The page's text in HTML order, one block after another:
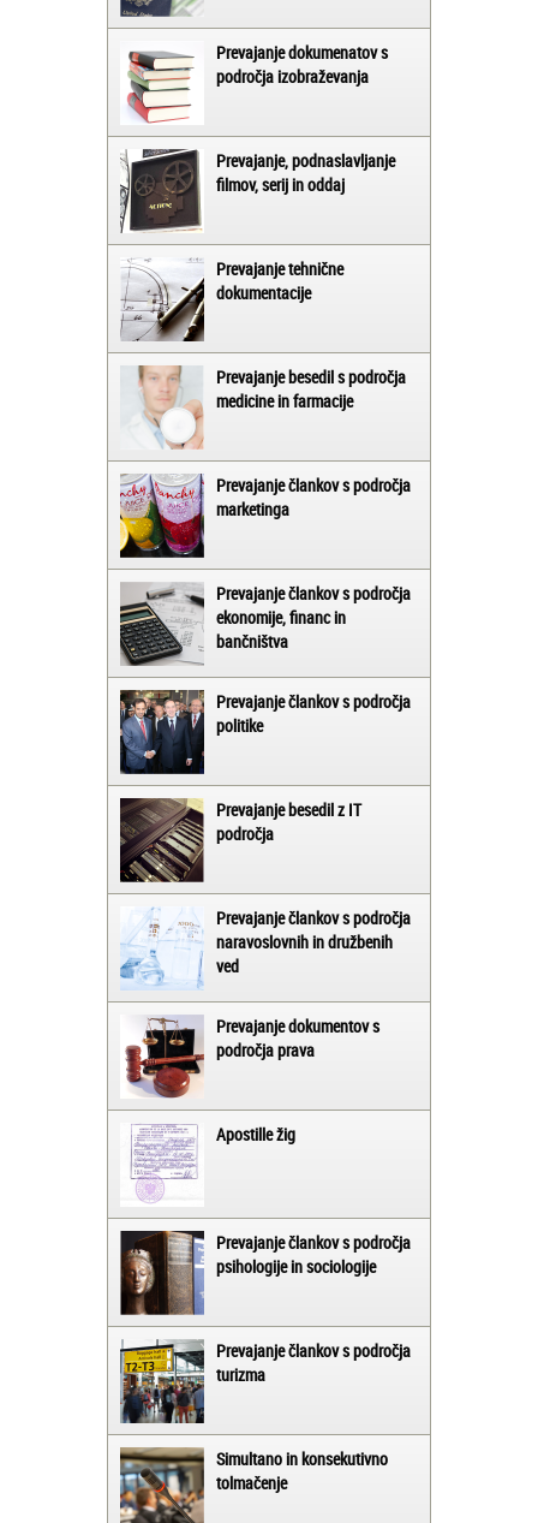
Prevajanje dokumenatov s
področja izobraževanja
Prevajanje, podnaslavljanje
filmov, serij in oddaj
Prevajanje tehnične
dokumentacije
Prevajanje besedil s področja
medicine in farmacije
Prevajanje člankov s področja
marketinga
Prevajanje člankov s področja
ekonomije, financ in
bančništva
Prevajanje člankov s področja
politike
Prevajanje besedil z IT
področja
Prevajanje člankov s področja
naravoslovnih in družbenih
ved
Prevajanje dokumentov s
področja prava
Apostille žig
Prevajanje člankov s področja
psihologije in sociologije
Prevajanje člankov s področja
turizma
Simultano in konsekutivno
tolmačenje